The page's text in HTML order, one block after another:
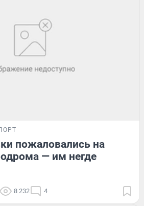
пожаловались на
— им негде
8 232 4